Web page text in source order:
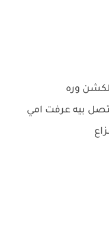
وره
بيه عرفت امي